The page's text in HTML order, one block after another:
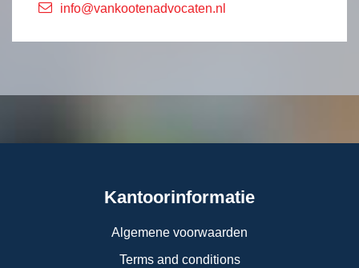
info@vankootenadvocaten.nl
Kantoorinformatie
Algemene voorwaarden
Terms and conditions